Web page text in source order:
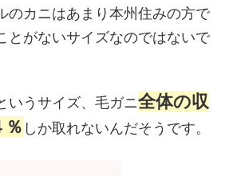
のカニはあまり本州住みの方で
とがないサイズなのではないで
いうサイズ、毛ガニ全体の収
しか取れないんだそうです。